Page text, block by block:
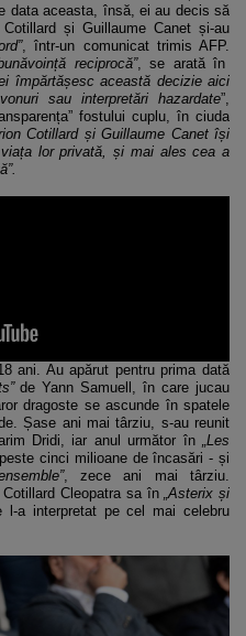
data aceasta, însă, ei au decis să
și Guillaume Canet și-au
, într-un comunicat trimis AFP.
reciprocă”, se arată în
împărtășesc această decizie aici
sau interpretări hazardate”,
fostului cuplu, în ciuda
Cotillard și Guillaume Canet își
lor privată, și mai ales cea a
ani. Au apărut pentru prima dată
de Yann Samuell, în care jucau
dragoste se ascunde în spatele
Șase ani mai târziu, s-au reunit
Dridi, iar anul următor în„Les
cinci milioane de încasări - și
, zece ani mai târziu.
Cotillard Cleopatra sa în„Asterix și
l-a interpretat pe cel mai celebru